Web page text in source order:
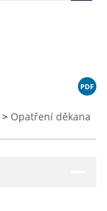
> Opatření děkana